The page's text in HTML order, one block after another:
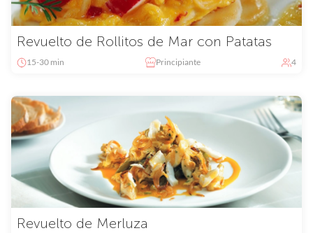
Revuelto de Rollitos de Mar con Patatas
15-30 min Principiante 4
Revuelto de Merluza